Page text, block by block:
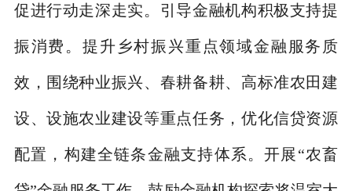
促进行动走深走实。引导金融机构积极支持提
振消费。提升乡村振兴重点领域金融服务质
效，围绕种业振兴、春耕备耕、高标准农田建
设、设施农业建设等重点任务，优化信贷资源
配置，构建全链条金融支持体系。开展“农畜